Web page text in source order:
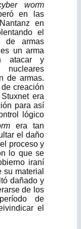
worm
en las
en
el
de ar­mas
un arma
atacar y
nucleares
de armas.
creación
era
para así
lógico
era tan
el daño
proceso y
lo que se
iraní
material
dañado y
de los
de
el